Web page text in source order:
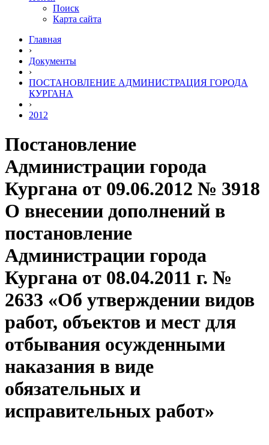
Поиск
Карта сайта
Главная
›
Документы
›
ПОСТАНОВЛЕНИЕ АДМИНИСТРАЦИЯ ГОРОДА
КУРГАНА
›
2012
Постановление
Администрации города
Кургана от 09.06.2012 № 3918
О внесении дополнений в
постановление
Администрации города
Кургана от 08.04.2011 г. №
2633 «Об утверждении видов
работ, объектов и мест для
отбывания осужденными
наказания в виде
обязательных и
исправительных работ»